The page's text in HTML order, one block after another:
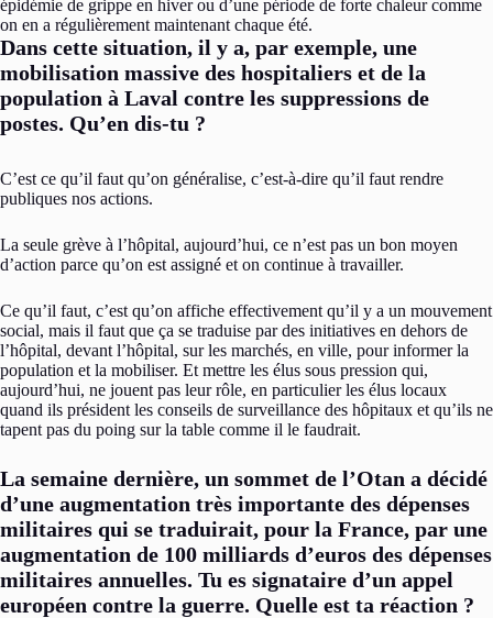
épidémie de grippe en hiver ou d’une période de forte chaleur comme
on en a régulièrement maintenant chaque été.
Dans cette situation, il y a, par exemple, une
mobilisation massive des hospitaliers et de la
population à Laval contre les suppressions de
postes. Qu’en dis-tu ?
C’est ce qu’il faut qu’on généralise, c’est-à-dire qu’il faut rendre
publiques nos actions.
La seule grève à l’hôpital, aujourd’hui, ce n’est pas un bon moyen
d’action parce qu’on est assigné et on continue à travailler.
Ce qu’il faut, c’est qu’on affiche effectivement qu’il y a un mouvement
social, mais il faut que ça se traduise par des initiatives en dehors de
l’hôpital, devant l’hôpital, sur les marchés, en ville, pour informer la
population et la mobiliser. Et mettre les élus sous pression qui,
aujourd’hui, ne jouent pas leur rôle, en particulier les élus locaux
quand ils président les conseils de surveillance des hôpitaux et qu’ils ne
tapent pas du poing sur la table comme il le faudrait.
La semaine dernière, un sommet de l’Otan a décidé
d’une augmentation très importante des dépenses
militaires qui se traduirait, pour la France, par une
augmentation de 100 milliards d’euros des dépenses
militaires annuelles. Tu es signataire d’un appel
européen contre la guerre. Quelle est ta réaction ?